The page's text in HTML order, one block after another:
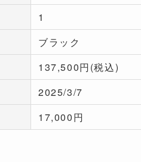
1
ブラック
137,500円(税込)
2025/3/7
17,000円